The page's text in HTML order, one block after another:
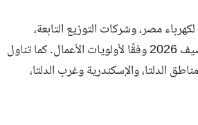
مصر، وشركات التوزيع التابعة،
والشركة المصرية لنقل الكهرباء لمتابعة المستجدات المتعلقة بتنفيذ مشروعات خطة صيف 2026 وفقًا لأولويات الأعمال. كما تناول
أولوية أولى في مناطق الدلتا، والإسكندرية وغرب الدلتا،